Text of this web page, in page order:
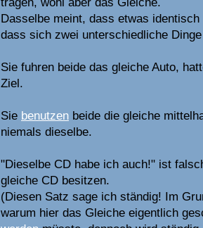
Dasselbe meint, dass etwas
dass sich zwei unterschiedliche
Sie fuhren beide das gleiche Auto,
Ziel.
Sie benutzen beide die gleiche
niemals dieselbe.
"Dieselbe CD habe ich auch!" ist
gleiche CD besitzen.
(Diesen Satz sage ich ständig! Im
warum hier das Gleiche eigentlich